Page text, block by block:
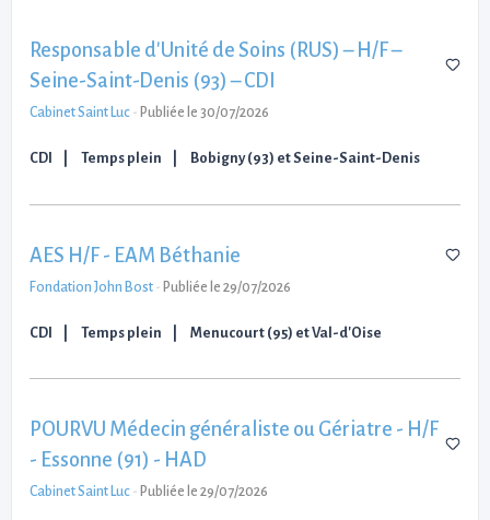
Responsable d'Unité de Soins (RUS) – H/F –
Seine-Saint-Denis (93) – CDI
Cabinet Saint Luc - Publiée le 30/07/2026
CDI Temps plein Bobigny (93) et Seine-Saint-Denis
AES H/F - EAM Béthanie
Fondation John Bost - Publiée le 29/07/2026
CDI Temps plein Menucourt (95) et Val-d'Oise
POURVU Médecin généraliste ou Gériatre - H/F
- Essonne (91) - HAD
Cabinet Saint Luc - Publiée le 29/07/2026